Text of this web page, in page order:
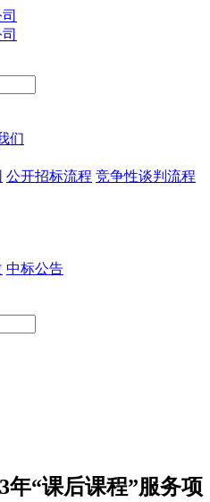
们
公开招标流程 竞争性谈判流程
中标公告
年“课后课程”服务项